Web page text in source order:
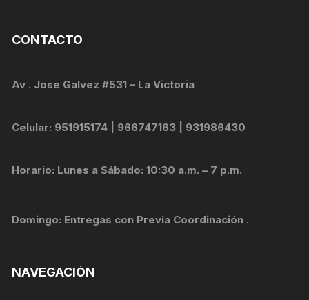
CONTACTO
Av . Jose Galvez #531 – La Victoria
Celular: 951915174 | 966747163 | 931986430
Horario: Lunes a Sábado: 10:30 a.m. – 7 p.m.
Domingo: Entregas con Previa Coordinación .
NAVEGACIÓN